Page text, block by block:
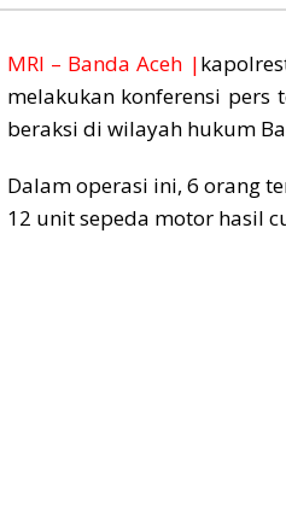
MRI – Banda Aceh |
melakukan konferensi pers
beraksi di wilayah hukum
Dalam operasi ini, 6 orang
12 unit sepeda motor hasil